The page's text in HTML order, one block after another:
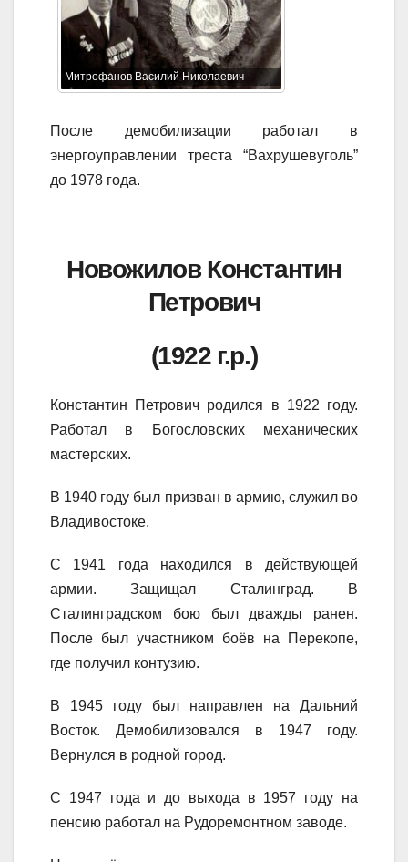
Митрофанов Василий Николаевич
После демобилизации работал в
энергоуправлении треста “Вахрушевуголь”
до 1978 года.
Новожилов Константин
Петрович
(1922 г.р.)
Константин Петрович родился в 1922 году.
Работал в Богословских механических
мастерских.
В 1940 году был призван в армию, служил во
Владивостоке.
С 1941 года находился в действующей
армии. Защищал Сталинград. В
Сталинградском бою был дважды ранен.
После был участником боёв на Перекопе,
где получил контузию.
В 1945 году был направлен на Дальний
Восток. Демобилизовался в 1947 году.
Вернулся в родной город.
С 1947 года и до выхода в 1957 году на
пенсию работал на Рудоремонтном заводе.